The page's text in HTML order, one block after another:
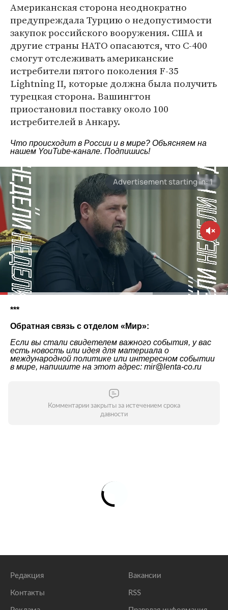
Американская сторона неоднократно
предупреждала Турцию о недопустимости
закупок российского вооружения. США и
другие страны НАТО опасаются, что С-400
смогут отслеживать американские
истребители пятого поколения F-35
Lightning II, которые должна была получить
турецкая сторона. Вашингтон
приостановил поставку около 100
истребителей в Анкару.
Что происходит в России и в мире? Объясняем на
нашем YouTube-канале. Подпишись!
***
Обратная связь с отделом « Мир»:
Если вы стали свидетелем важного события, у вас
есть новость или идея для материала о
международной политике или интересном событии
в мире, напишите на этот адрес: mir@lenta-co.ru
Комментарии закрыты за истечением срока
давности
Редакция
Контакты
Вакансии
RSS